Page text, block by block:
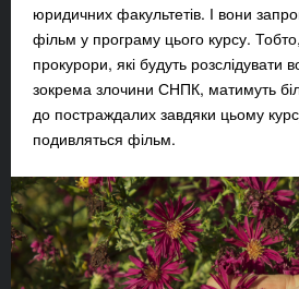
юридичних факультетів. І вони
фільм у програму цього курсу.
прокурори, які будуть розслідувати
зокрема злочини СНПК, матимуть
до постраждалих завдяки цьому
подивляться фільм.